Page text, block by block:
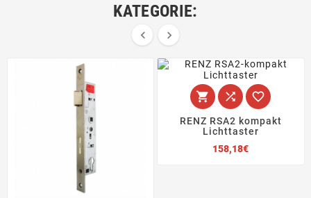
KATEGORIE:
 
  
RENZ RSA2 kompakt
Lichttaster
158,18€Preis